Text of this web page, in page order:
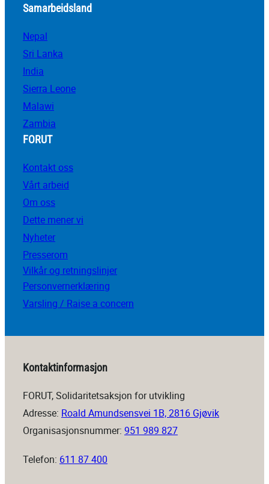
Samarbeidsland
Nepal
Sri Lanka
India
Sierra Leone
Malawi
Zambia
FORUT
Kontakt oss
Vårt arbeid
Om oss
Dette mener vi
Nyheter
Presserom
Vilkår og retningslinjer
Personvernerklæring
Varsling / Raise a concern
Kontaktinformasjon
FORUT, Solidaritetsaksjon for utvikling
Adresse: Roald Amundsensvei 1B, 2816 Gjøvik
Organisasjonsnummer: 951 989 827
Telefon: 611 87 400